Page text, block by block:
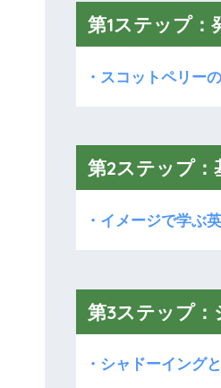
第1ステップ：
・スコットペリー
第2ステップ：
・イメージで学ぶ
第3ステップ
・シャドーイング